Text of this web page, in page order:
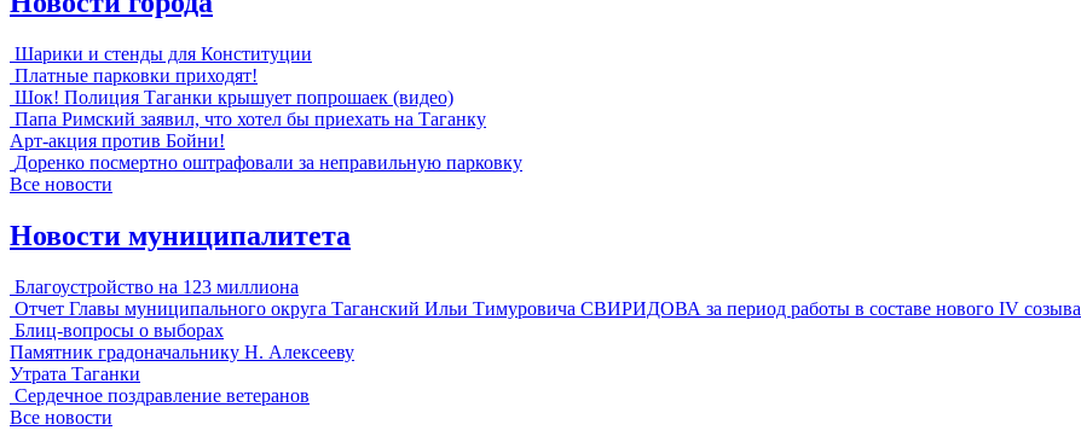
Шарики и стенды для Конституции
Платные парковки приходят!
Шок! Полиция Таганки крышует попрошаек (видео)
Папа Римский заявил, что хотел бы приехать на Таганку
Арт-акция против Бойни!
Доренко посмертно оштрафовали за неправильную парковку
Все новости
Новости муниципалитета
Благоустройство на 123 миллиона
Отчет Главы муниципального округа Таганский Ильи Тимуровича СВИРИДОВА за период работы в составе нового IV созыва
Блиц-вопросы о выборах
Памятник градоначальнику Н. Алексееву
Утрата Таганки
Сердечное поздравление ветеранов
Все новости